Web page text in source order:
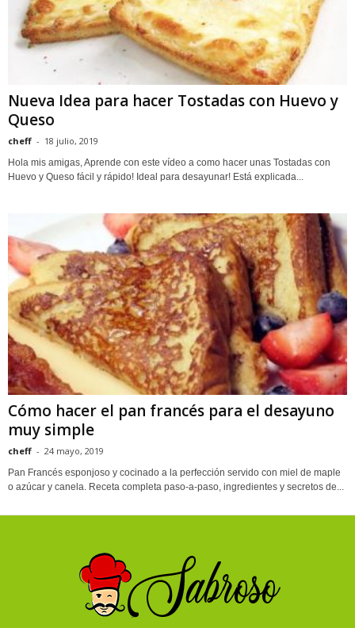
Nueva Idea para hacer Tostadas con Huevo y
Queso
cheff - 18 julio, 2019
Hola mis amigas, Aprende con este vídeo a como hacer unas Tostadas con
Huevo y Queso fácil y rápido! Ideal para desayunar! Está explicada...
Cómo hacer el pan francés para el desayuno
muy simple
cheff - 24 mayo, 2019
Pan Francés esponjoso y cocinado a la perfección servido con miel de maple
o azúcar y canela. Receta completa paso-a-paso, ingredientes y secretos de...